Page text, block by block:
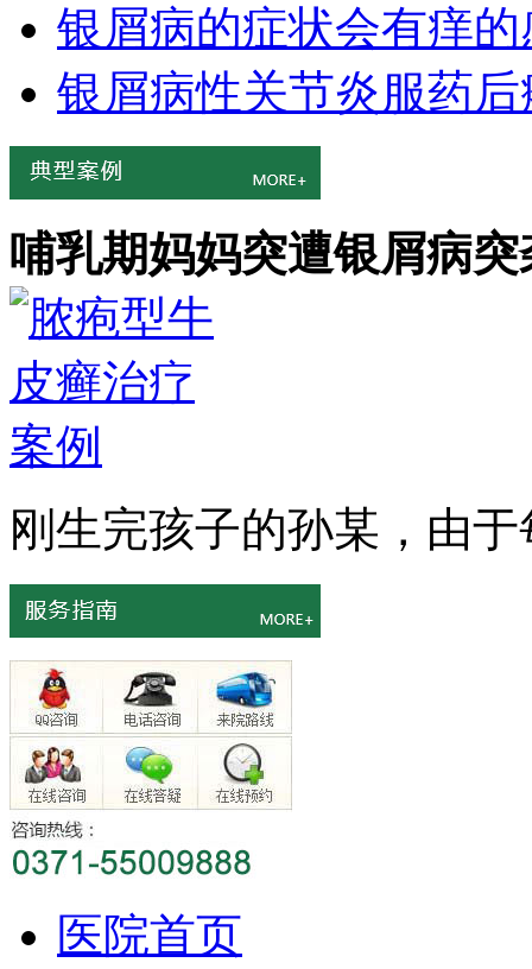
银屑病的症状会有痒
银屑病性关节炎服药
哺乳期妈妈突遭银屑病
刚生完孩子的孙某，由
医院首页